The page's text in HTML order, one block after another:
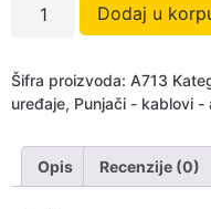
Dodaj u
Šifra proizvoda: A713
uređaje, Punjači - kablovi -
Opis Recenzije (0)